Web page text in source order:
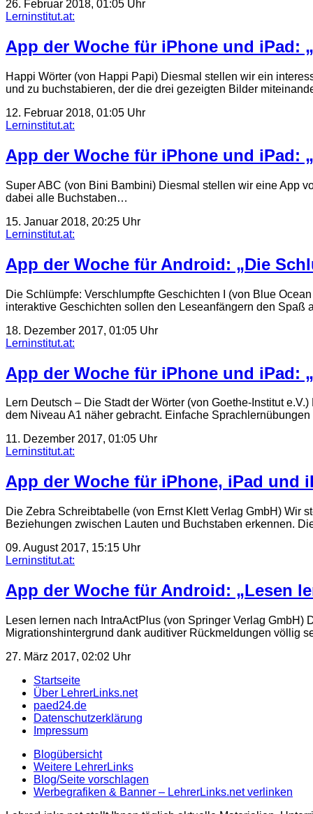
26. Februar 2018, 01:05 Uhr
Lerninstitut.at:
App der Woche für iPhone und iPad:
Happi Wörter (von Happi Papi) Diesmal stellen wir ein
und zu buchstabieren, der die drei gezeigten Bilder
12. Februar 2018, 01:05 Uhr
Lerninstitut.at:
App der Woche für iPhone und iPad:
Super ABC (von Bini Bambini) Diesmal stellen wir eine App
dabei alle Buchstaben…
15. Januar 2018, 20:25 Uhr
Lerninstitut.at:
App der Woche für Android: „Die
Die Schlümpfe: Verschlumpfte Geschichten I (von Blue
interaktive Geschichten sollen den Leseanfängern den
18. Dezember 2017, 01:05 Uhr
Lerninstitut.at:
App der Woche für iPhone und iPad:
Lern Deutsch – Die Stadt der Wörter (von Goethe-Institut
dem Niveau A1 näher gebracht. Einfache
11. Dezember 2017, 01:05 Uhr
Lerninstitut.at:
App der Woche für iPhone, iPad und
Die Zebra Schreibtabelle (von Ernst Klett Verlag GmbH) Wir
Beziehungen zwischen Lauten und Buchstaben erkennen.
09. August 2017, 15:15 Uhr
Lerninstitut.at:
App der Woche für Android: „Lesen
Lesen lernen nach IntraActPlus (von Springer Verlag
Migrationshintergrund dank auditiver Rückmeldungen völlig
27. März 2017, 02:02 Uhr
Startseite
Über LehrerLinks.net
paed24.de
Datenschutzerklärung
Impressum
Blogübersicht
Weitere LehrerLinks
Blog/Seite vorschlagen
Werbegrafiken & Banner – LehrerLinks.net verlinken